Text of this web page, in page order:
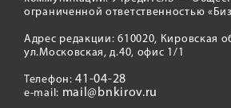
ограниченной ответственностью
Адрес редакции: 610020, Кировская
ул.Московская, д.40, офис 1/1
Телефон:41-04-28
e-mail: mail@bnkirov.ru